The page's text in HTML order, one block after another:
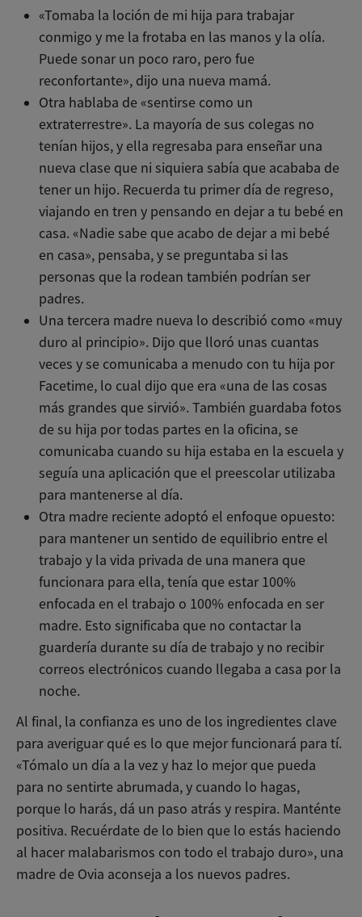
«Tomaba la loción de mi hija para trabajar
conmigo y me la frotaba en las manos y la olía.
Puede sonar un poco raro, pero fue
reconfortante», dijo una nueva mamá.
Otra hablaba de «sentirse como un
extraterrestre». La mayoría de sus colegas no
tenían hijos, y ella regresaba para enseñar una
nueva clase que ni siquiera sabía que acababa de
tener un hijo. Recuerda tu primer día de regreso,
viajando en tren y pensando en dejar a tu bebé en
casa. «Nadie sabe que acabo de dejar a mi bebé
en casa», pensaba, y se preguntaba si las
personas que la rodean también podrían ser
padres.
Una tercera madre nueva lo describió como «muy
duro al principio». Dijo que lloró unas cuantas
veces y se comunicaba a menudo con tu hija por
Facetime, lo cual dijo que era «una de las cosas
más grandes que sirvió». También guardaba fotos
de su hija por todas partes en la oficina, se
comunicaba cuando su hija estaba en la escuela y
seguía una aplicación que el preescolar utilizaba
para mantenerse al día.
Otra madre reciente adoptó el enfoque opuesto:
para mantener un sentido de equilibrio entre el
trabajo y la vida privada de una manera que
funcionara para ella, tenía que estar 100%
enfocada en el trabajo o 100% enfocada en ser
madre. Esto significaba que no contactar la
guardería durante su día de trabajo y no recibir
correos electrónicos cuando llegaba a casa por la
noche.
Al final, la confianza es uno de los ingredientes clave
para averiguar qué es lo que mejor funcionará para tí.
«Tómalo un día a la vez y haz lo mejor que pueda
para no sentirte abrumada, y cuando lo hagas,
porque lo harás, dá un paso atrás y respira. Manténte
positiva. Recuérdate de lo bien que lo estás haciendo
al hacer malabarismos con todo el trabajo duro», una
madre de Ovia aconseja a los nuevos padres.